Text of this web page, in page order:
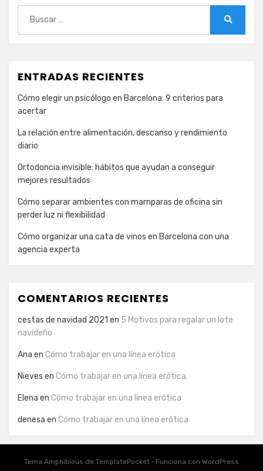
ENTRADAS RECIENTES
Cómo elegir un psicólogo en Barcelona: 9 criterios para
acertar
La relación entre alimentación, descanso y rendimiento
diario
Ortodoncia invisible: hábitos que ayudan a conseguir
mejores resultados
Cómo separar ambientes con mamparas de oficina sin
perder luz ni flexibilidad
Cómo organizar una cata de vinos en Barcelona con una
agencia experta
COMENTARIOS RECIENTES
cestas de navidad 2021 en 5 Motivos para regalar un lote
navideño
Ana en Cómo trabajar en una línea erótica
Nieves en Cómo trabajar en una línea erótica
Elena en Cómo trabajar en una línea erótica
denesa en Cómo trabajar en una línea erótica
Tema Amphibious de TemplatePocket ⋅ Funciona con WordPress